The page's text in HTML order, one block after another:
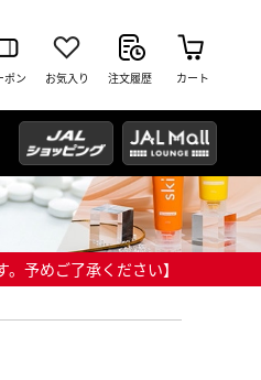
ポン お気入り 注文履歴 カート
予めご了承ください】